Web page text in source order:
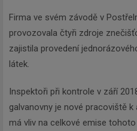
Firma ve svém závodě v
provozovala čtyři zdroje
zajistila provedení
látek.
Inspektoři při kontrole v září
galvanovny je nové pracoviště
má vliv na celkové emise